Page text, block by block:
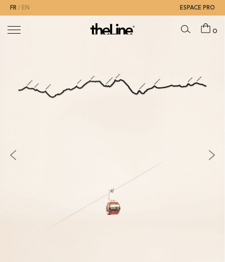
FR EN ESPACE PRO
0